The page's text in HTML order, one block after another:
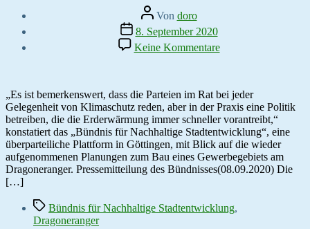
Beitragsautor
Von doro
Veröffentlichungsdatum
8. September 2020
Keine Kommentarezu
Bündnis
Stadtentwicklung
gegen
Versiegelung
„Es ist bemerkenswert, dass die Parteien im Rat bei jeder
Gelegenheit von Klimaschutz reden, aber in der Praxis eine Politik
betreiben, die die Erderwärmung immer schneller vorantreibt,“
konstatiert das „Bündnis für Nachhaltige Stadtentwicklung“, eine
überparteiliche Plattform in Göttingen, mit Blick auf die wieder
aufgenommenen Planungen zum Bau eines Gewerbegebiets am
Dragoneranger. Pressemitteilung des Bündnisses(08.09.2020) Die
[…]
Schlagwörter
Bündnis für Nachhaltige Stadtentwicklung,
Dragoneranger